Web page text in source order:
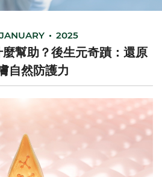
JANUARY 2025
幫助？後生元奇蹟：還原
自然防護力